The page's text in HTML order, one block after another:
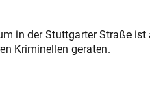
in der Stuttgarter Straße ist
Kriminellen geraten.